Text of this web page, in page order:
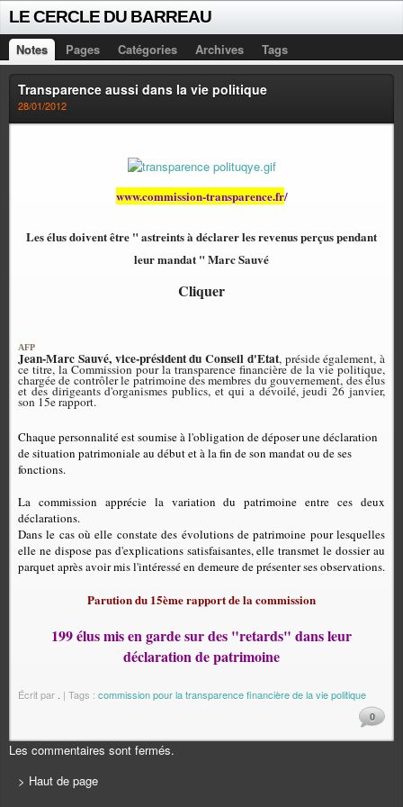
LE CERCLE DU BARREAU
Notes Pages Catégories Archives Tags
Transparence aussi dans la vie politique
28/01/2012
www.commission-transparence.fr/
Les élus doivent être " astreints à déclarer les revenus perçus pendant
leur mandat " Marc Sauvé
Cliquer
AFP
Jean-Marc Sauvé, vice-président du Conseil d'Etat, préside également, à
ce titre, la Commission pour la transparence financière de la vie politique,
chargée de contrôler le patrimoine des membres du gouvernement, des élus
et des dirigeants d'organismes publics, et qui a dévoilé, jeudi 26 janvier,
son 15e rapport.
Chaque personnalité est soumise à l'obligation de déposer une déclaration
de situation patrimoniale au début et à la fin de son mandat ou de ses
fonctions.
La commission apprécie la variation du patrimoine entre ces deux
déclarations.
Dans le cas où elle constate des évolutions de patrimoine pour lesquelles
elle ne dispose pas d'explications satisfaisantes, elle transmet le dossier au
parquet après avoir mis l'intéressé en demeure de présenter ses observations.
Parution du 15ème rapport de la commission
199 élus mis en garde sur des "retards" dans leur
déclaration de patrimoine
Écrit par | Tags : commission pour la transparence financière de la vie politique
0
Les commentaires sont fermés.
> Haut de page